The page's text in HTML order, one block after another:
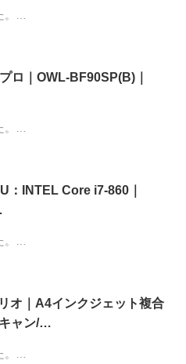
。…
ロ｜OWL-BF90SP(B)｜
。…
：INTEL Core i7-860｜
。…
オ｜A4インクジェット複合
ャン/…
。…